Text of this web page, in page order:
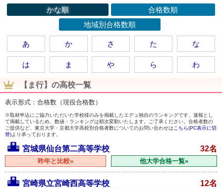
かな順
合格数順
地域別合格数順
あ か さ た な
は ま や ら わ
【ま行】の高校一覧
表示形式：合格数（現役合格数）
※取材申込にご協力いただいた学校様のみを掲載したエデュ独自のランキングです。速報とし
て掲載しているため、数値・ランキングは順次変動いたします。ご了承ください。合格者数の
ご提供など、東京大学・京都大学高校別合格者数についてのお問い合わせは こちら(PC表示に切
替)より承っております。
宮城県仙台第二高等学校 32名
昨年と比較» 他大学合格一覧»
宮崎県立宮崎西高等学校 12名